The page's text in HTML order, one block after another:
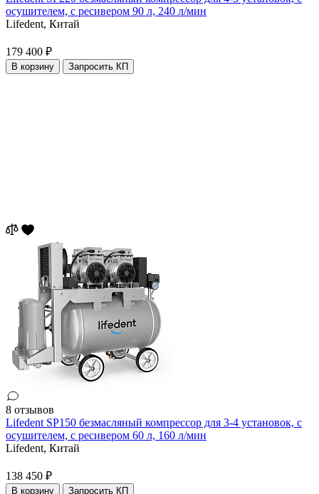
осушителем, с ресивером 90 л, 240 л/мин
Lifedent, Китай
179 400 ₽
В корзину Запросить КП
8 отзывов
Lifedent SP150 безмасляный компрессор для 3-4 установок, с
осушителем, с ресивером 60 л, 160 л/мин
Lifedent, Китай
138 450 ₽
В корзину Запросить КП